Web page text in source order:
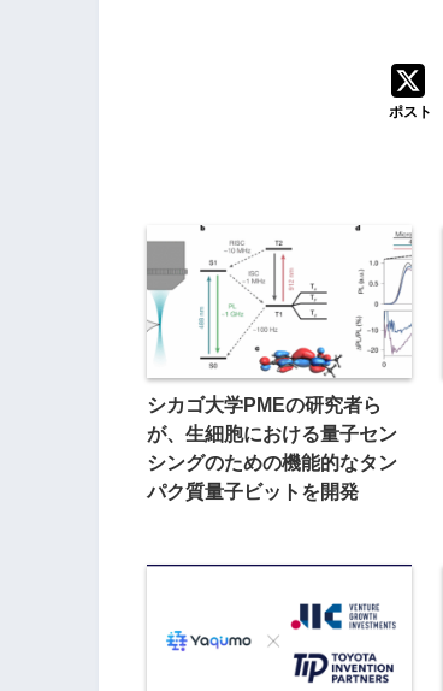
ポスト
シカゴ大学PMEの研究者ら
が、生細胞における量子セン
シングのための機能的なタン
パク質量子ビットを開発